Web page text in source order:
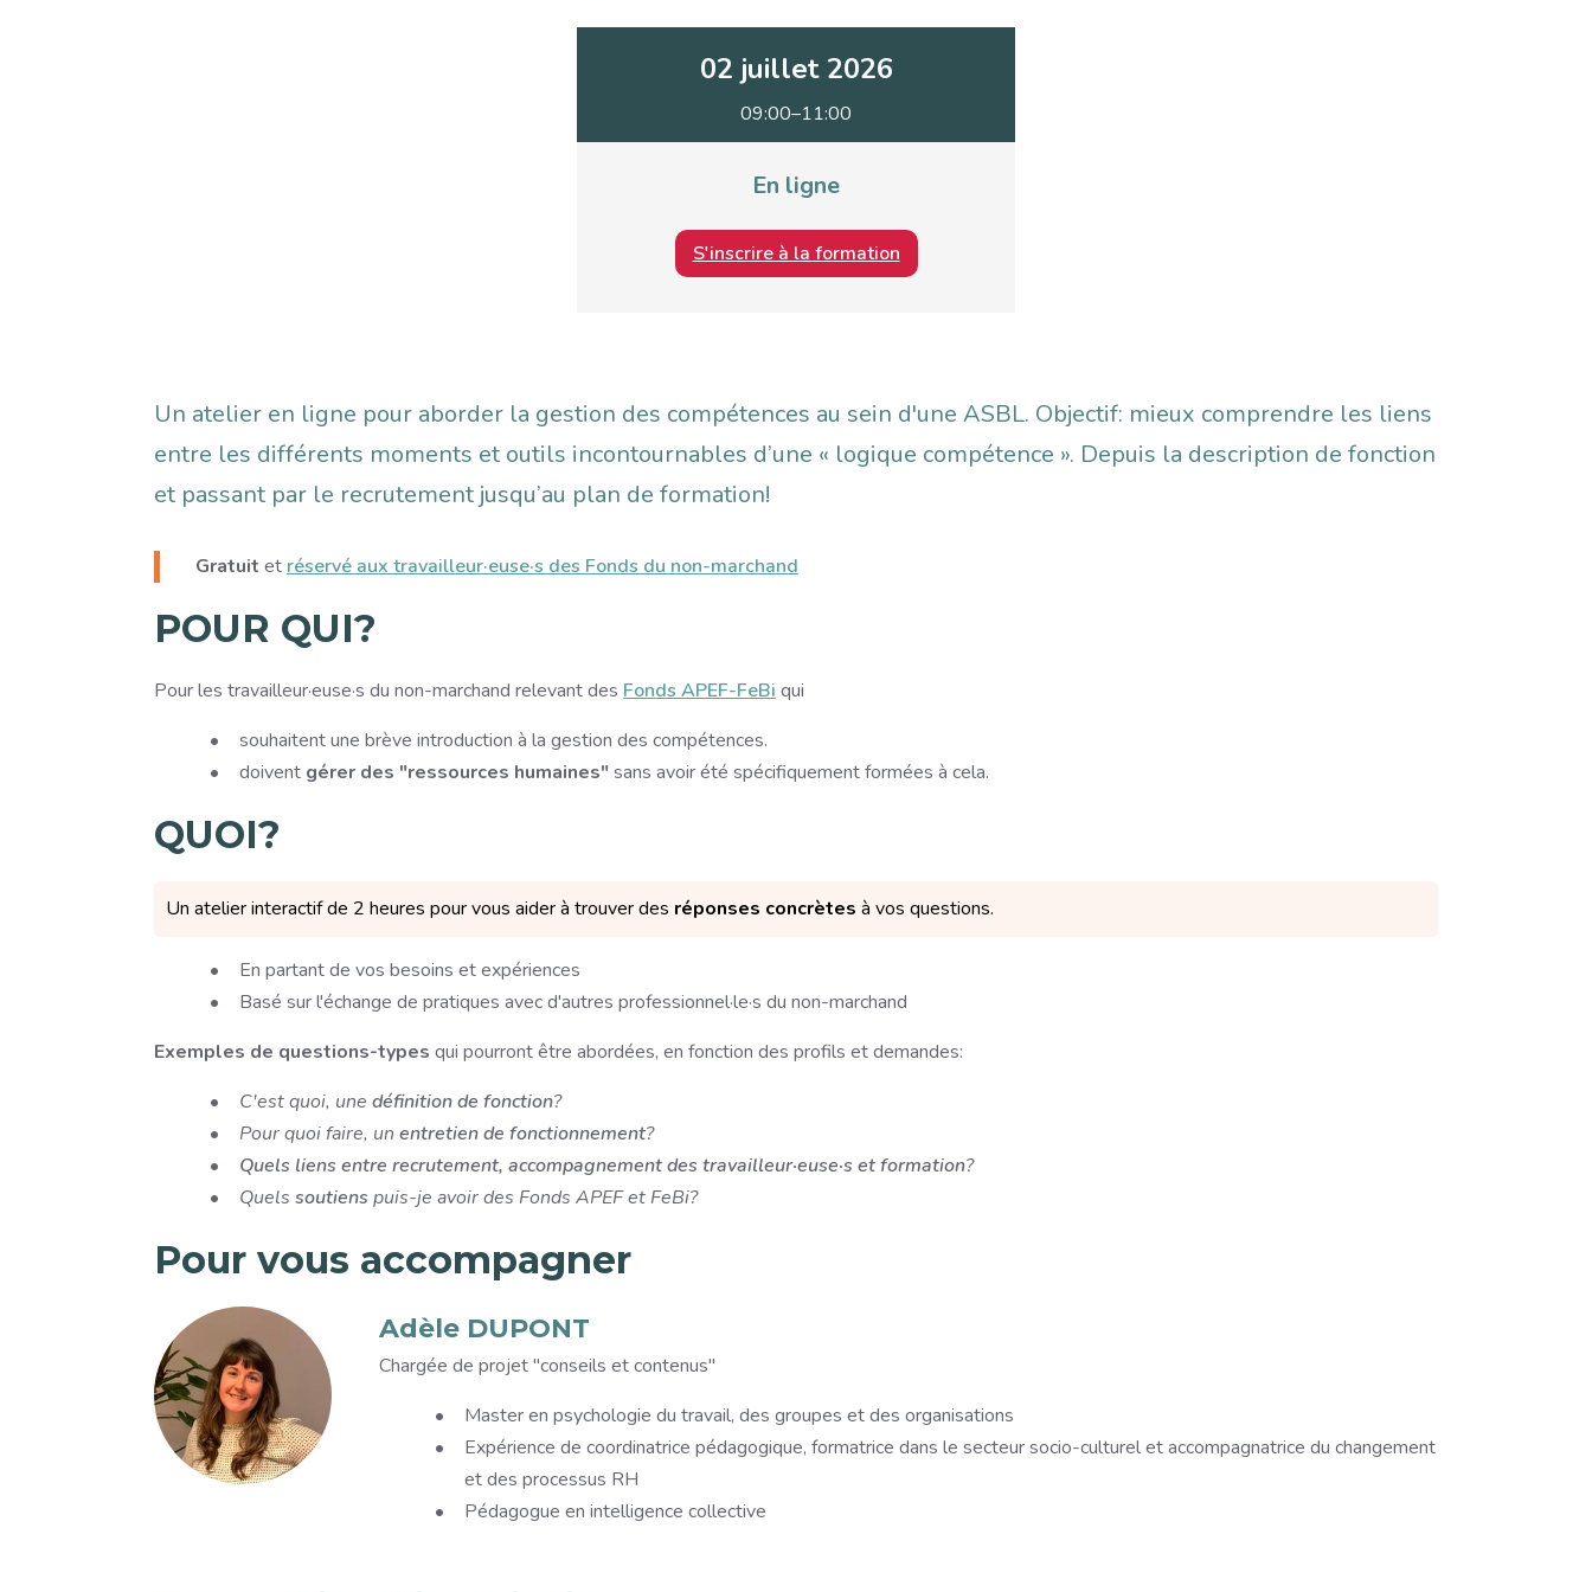
02 juillet 2026
09:00–11:00
En ligne
S'inscrire à la formation
Description
Un atelier en ligne pour aborder la gestion des compétences au sein d'une ASBL. Objectif: mieux comprendre les liens
entre les différents moments et outils incontournables d’une « logique compétence ». Depuis la description de fonction
et passant par le recrutement jusqu’au plan de formation!
Gratuit et réservé aux travailleur·euse·s des Fonds du non-marchand
POUR QUI?
Pour les travailleur·euse·s du non-marchand relevant des Fonds APEF-FeBi qui
souhaitent une brève introduction à la gestion des compétences.
doivent gérer des "ressources humaines"sans avoir été spécifiquement formées à cela.
QUOI?
Un atelier interactif de 2 heures pour vous aider à trouver des réponses concrètes à vos questions.
En partant de vos besoins et expériences
Basé sur l'échange de pratiques avec d'autres professionnel·le·s du non-marchand
Exemples de questions-types qui pourront être abordées, en fonction des profils et demandes:
C'est quoi, une définition de fonction?
Pour quoi faire, un entretien de fonctionnement?
Quels liens entre recrutement, accompagnement des travailleur·euse·s et formation?
Quels soutiens puis-je avoir des Fonds APEF et FeBi?
Pour vous accompagner
Accompagnants
Image Adèle DUPONT
Titre
Chargée de projet "conseils et contenus"
DescriptionMaster en psychologie du travail, des groupes et des organisations
Expérience de coordinatrice pédagogique, formatrice dans le secteur socio-culturel et accompagnatrice du changement
et des processus RH
Pédagogue en intelligence collective